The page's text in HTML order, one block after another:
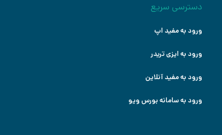
دسترسی سریع
ورود به مفید اپ
ورود به ایزی تریدر
ورود به مفید آنلاین
ورود به سامانه بورس ویو